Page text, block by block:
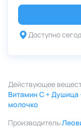
Доступно
Действующее
Витамин C +
молочко
Производитель: